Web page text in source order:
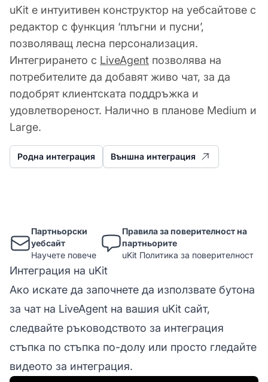
uKit е интуитивен конструктор на уебсайтове с
редактор с функция ‘плъгни и пусни’,
позволяващ лесна персонализация.
Интегрирането с LiveAgent позволява на
потребителите да добавят живо чат, за да
подобрят клиентската поддръжка и
удовлетвореност. Налично в планове Medium и
Large.
Родна интеграция Външна интеграция
Партньорски
уебсайт
Научете повече
Правила за поверителност на
партньорите
uKit Политика за поверителност
Интеграция на uKit
Ако искате да започнете да използвате бутона
за чат на LiveAgent на вашия uKit сайт,
следвайте ръководството за интеграция
стъпка по стъпка по-долу или просто гледайте
видеото за интеграция.